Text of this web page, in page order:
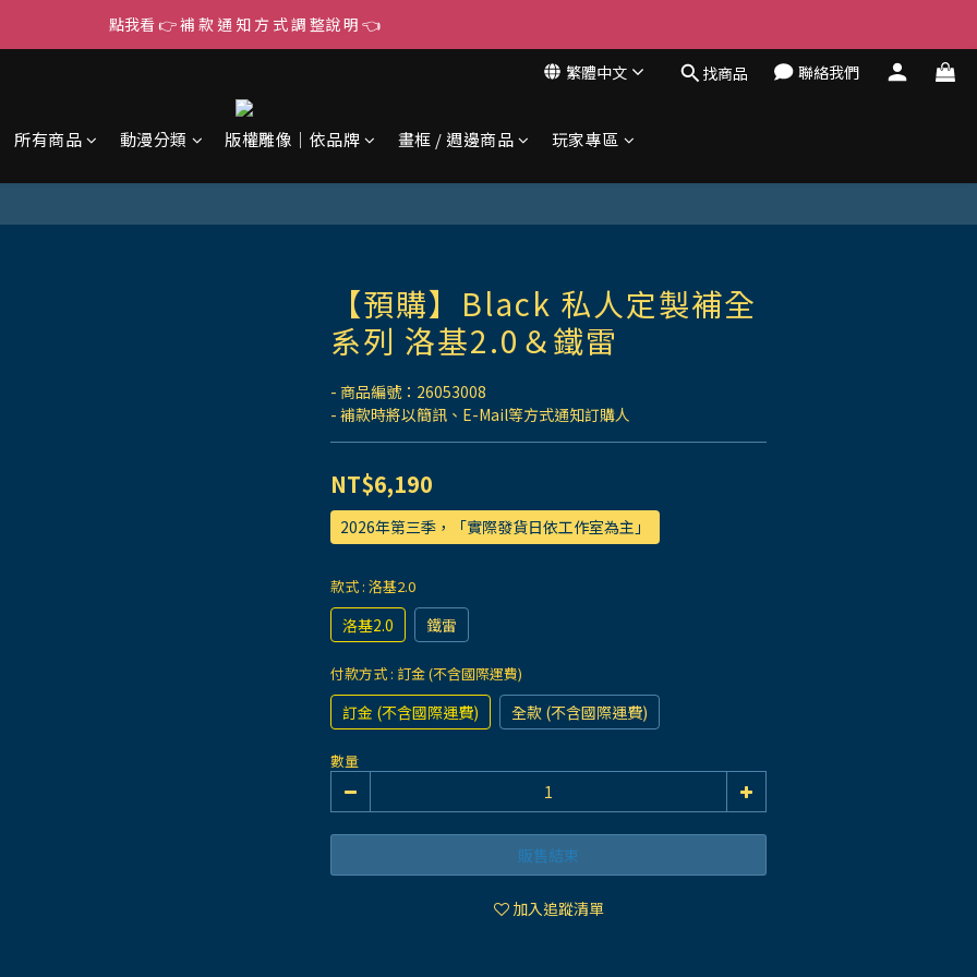
點我看 👉 補 款 通 知 方 式 調 整說 明 👈
繁體中文 找商品 聯絡我們
所有商品 動漫分類 版權雕像｜依品牌 畫框 / 週邊商品 玩家專區
【預購】Black 私人定製補全
系列 洛基2.0＆鐵雷
- 商品編號：26053008
- 補款時將以簡訊、E-Mail等方式通知訂購人
NT$6,190
2026年第三季，「實際發貨日依工作室為主」
款式 : 洛基2.0
洛基2.0 鐵雷
付款方式 : 訂金 (不含國際運費)
訂金 (不含國際運費) 全款 (不含國際運費)
數量
販售結束
加入追蹤清單